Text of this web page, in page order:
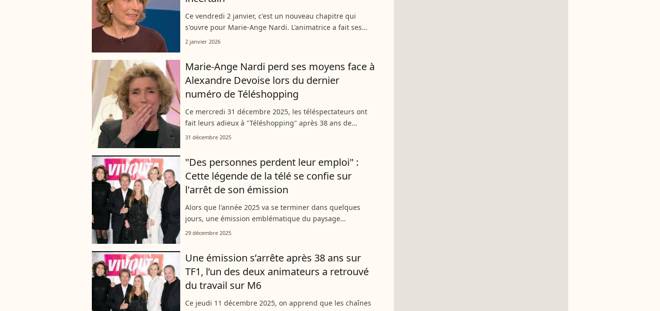
Ce vendredi 2 janvier, c'est un nouveau chapitre qui
s'ouvre pour Marie-Ange Nardi. L'animatrice a fait ses
débuts sur M6 avec une émission inédite de télé-achat.
2 janvier 2026
Marie-Ange Nardi perd ses moyens face à
Alexandre Devoise lors du dernier
numéro de Téléshopping
Ce mercredi 31 décembre 2025, les téléspectateurs ont
fait leurs adieux à "Téléshopping" après 38 ans de
diffusion. La dernière émission a été présentée par le
31 décembre 2025
"Des personnes perdent leur emploi" :
Cette légende de la télé se confie sur
l'arrêt de son émission
Alors que l'année 2025 va se terminer dans quelques
jours, une émission emblématique du paysage
audiovisuel français va officiellement s'arrêter le mercredi
29 décembre 2025
Une émission s’arrête après 38 ans sur
TF1, l’un des deux animateurs a retrouvé
du travail sur M6
Ce jeudi 11 décembre 2025, on apprend que les chaînes